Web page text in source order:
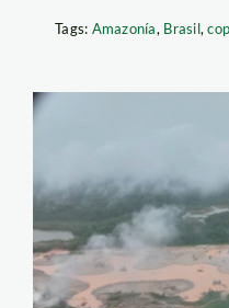
Tags: Amazonía, Brasil,
mineria-